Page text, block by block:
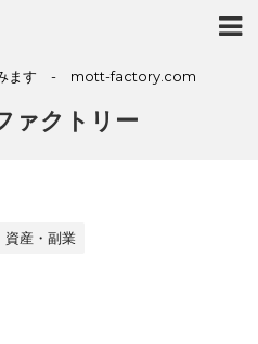
みます - mott-factory.com
ァクトリー
資産・副業